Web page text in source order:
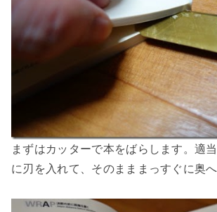
まずはカッターで本をばらします。適
に刃を入れて、そのまままっすぐに奥へ